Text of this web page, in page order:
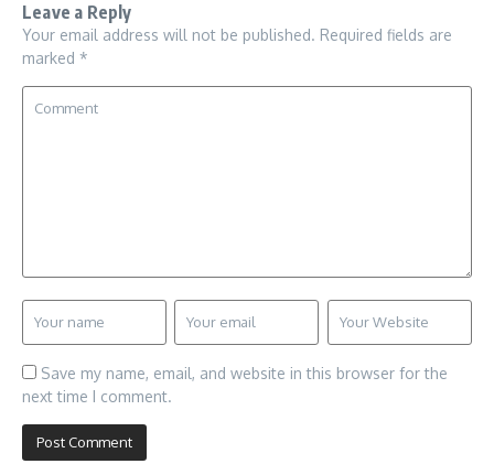
Leave a Reply
Your email address will not be published. Required fields are
marked *
Save my name, email, and website in this browser for the
next time I comment.